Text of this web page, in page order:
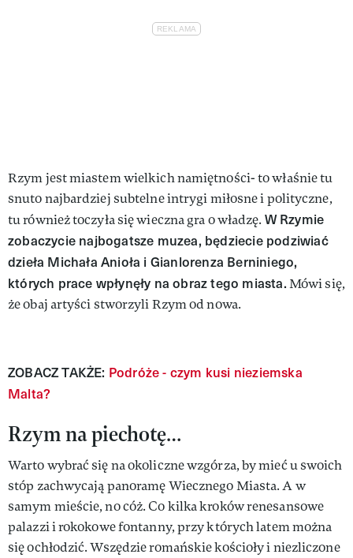
Rzym jest miastem wielkich namiętności- to właśnie tu
snuto najbardziej subtelne intrygi miłosne i polityczne,
tu również toczyła się wieczna gra o władzę. W Rzymie
zobaczycie najbogatsze muzea, będziecie podziwiać
dzieła Michała Anioła i Gianlorenza Berniniego,
których prace wpłynęły na obraz tego miasta.Mówi się,
że obaj artyści stworzyli Rzym od nowa.
ZOBACZ TAKŻE: Podróże - czym kusi nieziemska
Malta?
Rzym na piechotę…
Warto wybrać się na okoliczne wzgórza, by mieć u swoich
stóp zachwycają panoramę Wiecznego Miasta. A w
samym mieście, no cóż. Co kilka kroków renesansowe
palazzi i rokokowe fontanny, przy których latem można
się ochłodzić. Wszędzie romańskie kościoły i niezliczone